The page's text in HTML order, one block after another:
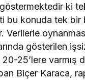
ki
bu konuda tek bir
Verilerle
gösterilen
25’lere varmış
Biçer Karaca,